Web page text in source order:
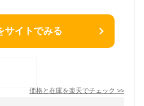
サイトでみる
価格と在庫を楽天でチェック >>